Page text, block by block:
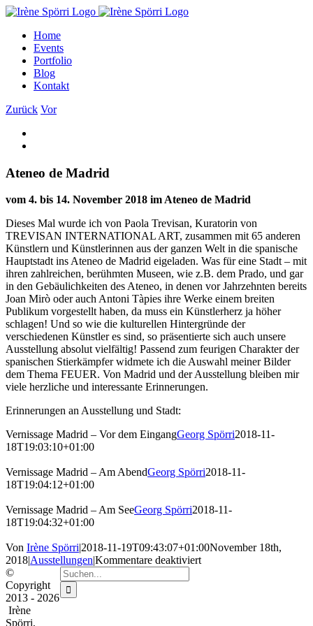
Zum
springenHome
Events
Portfolio
Blog
Kontakt
Zurück Vor
Ateneo de Madrid
vom 4. bis 14. November 2018 im Ateneo de Madrid
Dieses Mal wurde ich von Paola Trevisan, Kuratorin von
TREVISAN INTERNATIONAL ART, zusammen mit 65 anderen
Künstlern und Künstlerinnen aus der ganzen Welt in die spanische
Hauptstadt ins Ateneo de Madrid eigeladen. Was für eine Stadt – mit
ihren zahlreichen, berühmten Museen, wie z.B. dem Prado, und gar
in den Gebäulichkeiten des Ateneo, in denen vor Jahrzehnten bereits
Joan Mirò oder auch Antoni Tàpies ihre Werke einem breiten
Publikum vorgestellt haben, da muss ein Künstlerherz ja höher
schlagen! Und so wie die kulturellen Hintergründe der
verschiedenen Künstler es sind, so präsentierte sich auch unsere
Ausstellung absolut vielfältig! Passend zum feurigen Charakter der
spanischen Stierkämpfer widmete ich die Auswahl meiner Bilder
dem Thema FEUER. Von Madrid und der Ausstellung bleiben mir
viele herzliche und interessante Erinnerungen.
Erinnerungen an Ausstellung und Stadt:
Vernissage Madrid – Vor dem EingangGeorg Spörri2018-11-
18T19:03:10+01:00
Vernissage Madrid – Am AbendGeorg Spörri2018-11-
18T19:04:12+01:00
Vernissage Madrid – Am SeeGeorg Spörri2018-11-
18T19:04:32+01:00
Von Irène Spörri|2018-11-19T09:43:07+01:00November 18th,
2018|Ausstellungen|Kommentare deaktiviertfür
Suche
nach:
©
Copyright
2013 - 2026
Irène
Spörri,